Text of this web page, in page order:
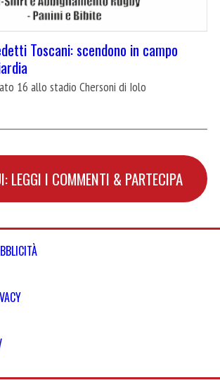
Toscani: scendono in campo
16 allo stadio Chersoni di Iolo
LEGGI I COMMENTI & PARTECIPA